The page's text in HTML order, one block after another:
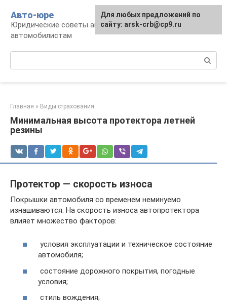
контенту
Авто-юре
Юридические советы автовладельцам и
автомобилистам
Главная » Виды страхования
Минимальная высота протектора летней
резины
Протектор — скорость износа
Покрышки автомобиля со временем неминуемо
изнашиваются. На скорость износа автопротектора
влияет множество факторов:
условия эксплуатации и техническое состояние
автомобиля;
состояние дорожного покрытия, погодные
условия;
стиль вождения;
Для любых предложений по
сайту: arsk-crb@cp9.ru